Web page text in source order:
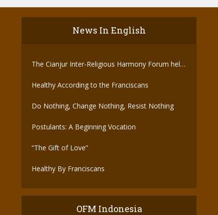
News In English
The Cianjur Inter-Religious Harmony Forum held
Healthy According to the Franciscans
Do Nothing, Change Nothing, Resist Nothing
Postulants: A Beginning Vocation
“The Gift of Love”
Healthy By Franciscans
OFM Indonesia